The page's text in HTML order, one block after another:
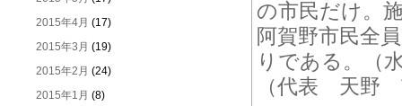
2015年4月 (17)
2015年3月 (19)
2015年2月 (24)
2015年1月 (8)
の市民だけ。
阿賀野市民全
りである。（
（代表 天野